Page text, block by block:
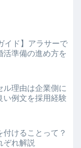
イド】アラサーで
活準備の進め方を
ル理由は企業側に
い例文を採用経験
付けることって？
ぞれ解説